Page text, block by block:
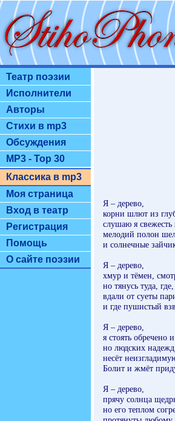
Театр поэзии
Исполнители
Авторы
Стихи в mp3
Обсуждения
MP3 - Top 30
Классика в mp3
Моя страница
Вход в театр
Регистрация
Помощь
О сайте поэзии
Я – дерево,
корни шлют из
слушаю я свежесть
мелодий полон
и солнечные
Я – дерево,
хмур и тёмен,
но тянусь туда,
вдали от суеты
и где пушистый
Я – дерево,
я стоять обречено
но людских
несёт
Болит и жмёт
Я – дерево,
прячу солнца
но его теплом